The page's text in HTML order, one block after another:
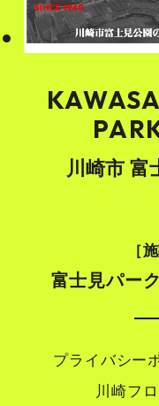
川崎市 富
富士見パー
プライバシー
川崎フ